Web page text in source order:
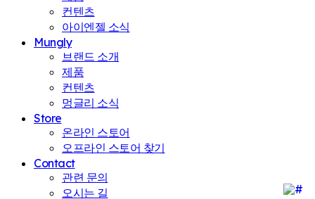
컨텐츠
아이엔젤 소식
Mungly
브랜드 소개
제품
컨텐츠
멍글리 소식
Store
온라인 스토어
오프라인 스토어 찾기
Contact
관련 문의
오시는 길